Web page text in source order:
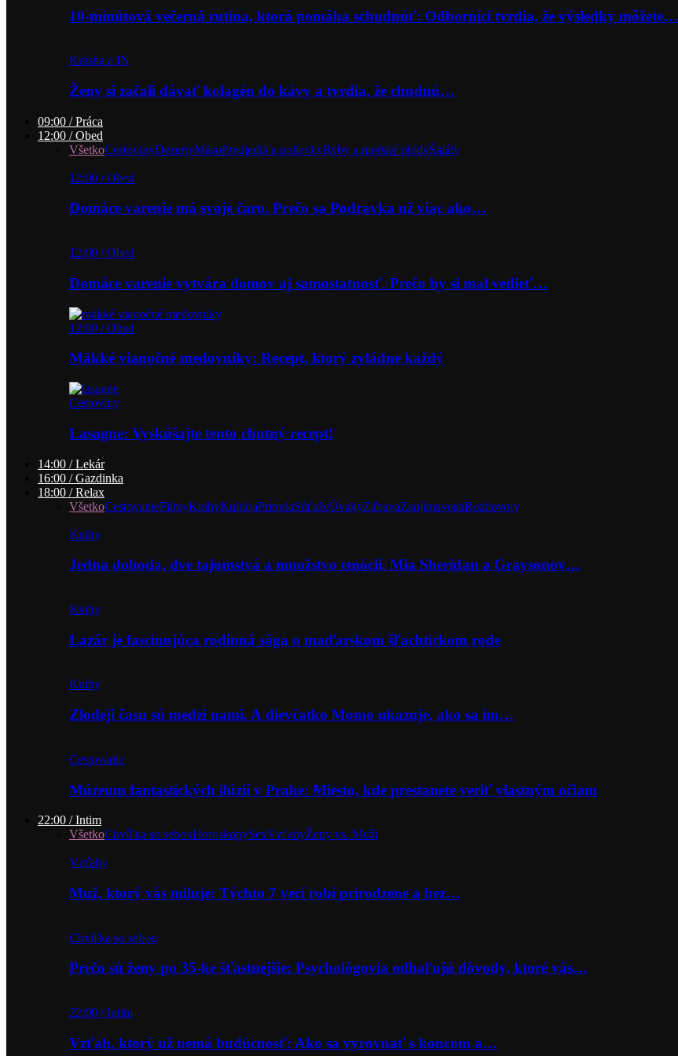
10-minútová večerná rutina, ktorá pomáha schudnúť: Odborníci tvrdia, že výsledky môžete…
Krásna a IN
Ženy si začali dávať kolagén do kávy a tvrdia, že chudnú…
09:00 / Práca
12:00 / Obed
VšetkoCestovinyDezertyMäsoPredjedlá a polievkyRyby a morské plodyŠaláty
12:00 / Obed
Domáce varenie má svoje čaro. Prečo sa Podravka už viac ako…
12:00 / Obed
Domáce varenie vytvára domov aj samostatnosť. Prečo by si mal vedieť…
12:00 / Obed
Mäkké vianočné medovníky: Recept, ktorý zvládne každý
Cestoviny
Lasagne: Vyskúšajte tento chutný recept!
14:00 / Lekár
16:00 / Gazdinka
18:00 / Relax
VšetkoCestovanieFilmyKnihyKultúraPrírodaSúťažeÚvahyZábavaZaujímavostiRozhovory
Knihy
Jedna dohoda, dve tajomstvá a množstvo emócií. Mia Sheridan a Graysonov…
Knihy
Lazár je fascinujúca rodinná sága o maďarskom šľachtickom rode
Knihy
Zlodeji času sú medzi nami. A dievčatko Momo ukazuje, ako sa im…
Cestovanie
Múzeum fantastických ilúzií v Prahe: Miesto, kde prestanete veriť vlastným očiam
22:00 / Intim
VšetkoChvíľka so sebouHoroskopySexVzťahyŽeny vs. Muži
Vzťahy
Muž, ktorý vás miluje: Týchto 7 vecí robí prirodzene a bez…
Chvíľka so sebou
Prečo sú ženy po 35-ke šťastnejšie: Psychológovia odhaľujú dôvody, ktoré vás…
22:00 / Intim
Vzťah, ktorý už nemá budúcnosť: Ako sa vyrovnať s koncom a…